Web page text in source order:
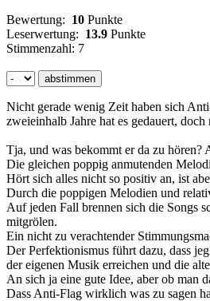
Bewertung: 10 Punkte
Leserwertung: 13.9 Punkte
Stimmenzahl: 7
Nicht gerade wenig Zeit haben sich
zweieinhalb Jahre hat es gedauert,
Tja, und was bekommt er da zu hören?
Die gleichen poppig anmutenden
Hört sich alles nicht so positiv an, ist
Durch die poppigen Melodien und
Auf jeden Fall brennen sich die Songs
mitgrölen.
Ein nicht zu verachtender
Der Perfektionismus führt dazu, dass
der eigenen Musik erreichen und die
An sich ja eine gute Idee, aber ob man
Dass Anti-Flag wirklich was zu sagen